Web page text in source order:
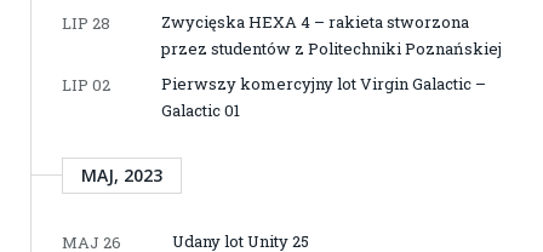
LIP 28
Zwycięska HEXA 4 – rakieta stworzona
przez studentów z Politechniki Poznańskiej
LIP 02
Pierwszy komercyjny lot Virgin Galactic –
Galactic 01
MAJ, 2023
MAJ 26
Udany lot Unity 25